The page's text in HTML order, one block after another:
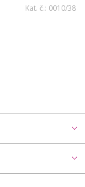
Kat. č.: 0010/38